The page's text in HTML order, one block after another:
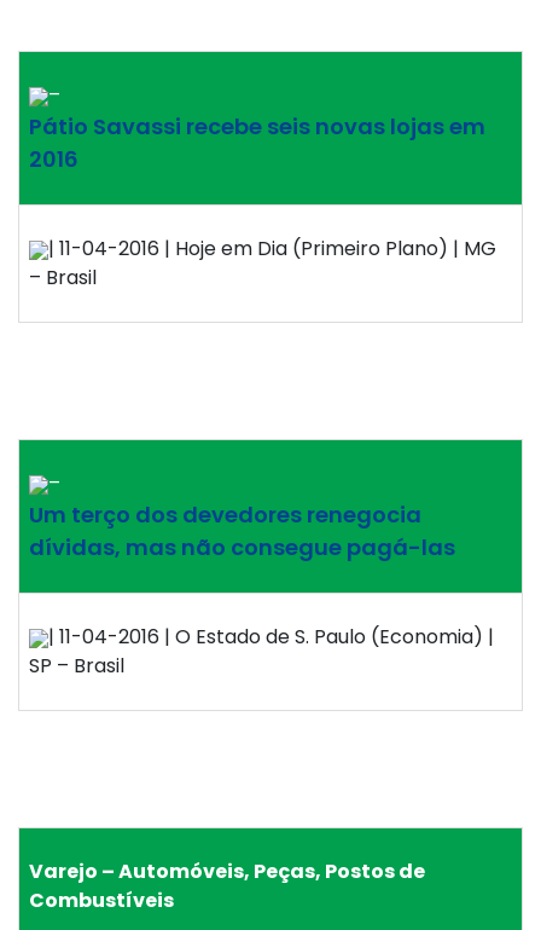
–
Pátio Savassi recebe seis novas lojas em
2016
| 11-04-2016 | Hoje em Dia (Primeiro Plano) | MG
– Brasil
–
Um terço dos devedores renegocia
dívidas, mas não consegue pagá-las
| 11-04-2016 | O Estado de S. Paulo (Economia) |
SP – Brasil
Varejo – Automóveis, Peças, Postos de
Combustíveis